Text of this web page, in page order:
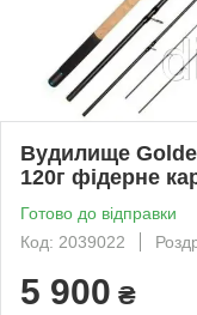
Вудилище
120г фідерне
Готово до відправки
Код: 2039022
5 900 ₴